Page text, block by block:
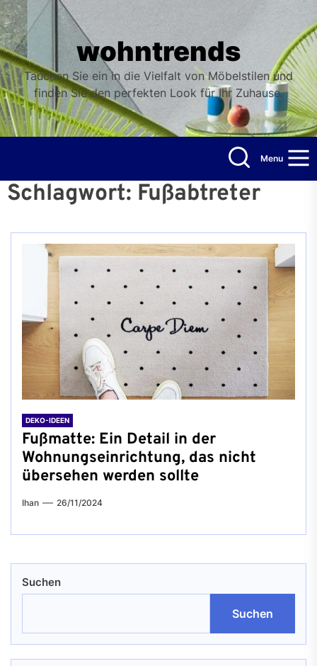
Skip
to
the
content
wohntrends
Tauchen Sie ein in die Vielfalt von Möbelstilen und
finden Sie den perfekten Look für Ihr Zuhause.
Menu
Schlagwort: Fußabtreter
DEKO-IDEEN
Fußmatte: Ein Detail in der
Wohnungseinrichtung, das nicht
übersehen werden sollte
Ihan 26/11/2024
Suchen
Suchen